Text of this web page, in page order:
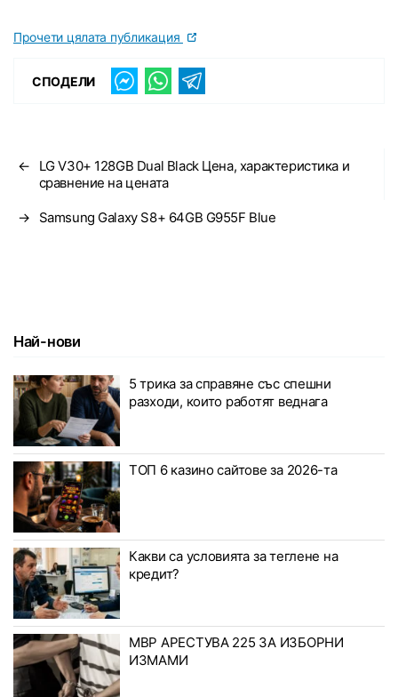
Прочети цялата публикация
СПОДЕЛИ
←
LG V30+ 128GB Dual Black Цена, характеристика и
сравнение на цената
→ Samsung Galaxy S8+ 64GB G955F Blue
Най-нови
5 трика за справяне със спешни
разходи, които работят веднага
ТОП 6 казино сайтове за 2026-та
Какви са условията за теглене на
кредит?
МВР АРЕСТУВА 225 ЗА ИЗБОРНИ
ИЗМАМИ